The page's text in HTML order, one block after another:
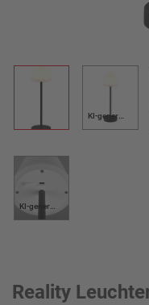
KI-generiert
KI-generiert
Reality